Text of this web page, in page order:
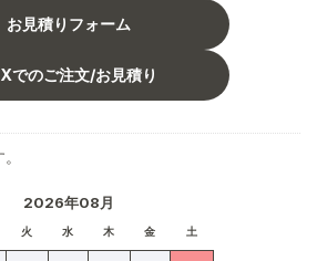
お見積りフォーム
でのご注文/お見積り
2026年08月
火 水 木 金 土